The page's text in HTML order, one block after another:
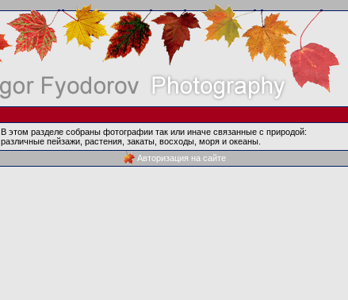
В этом разделе собраны фотографии так или иначе связанные с природой:
различные пейзажи, растения, закаты, восходы, моря и океаны.
Авторизация на сайте